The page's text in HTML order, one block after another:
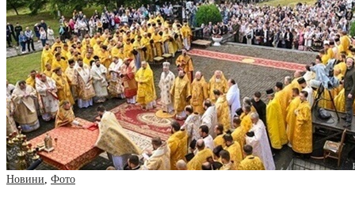
Новини, Фото